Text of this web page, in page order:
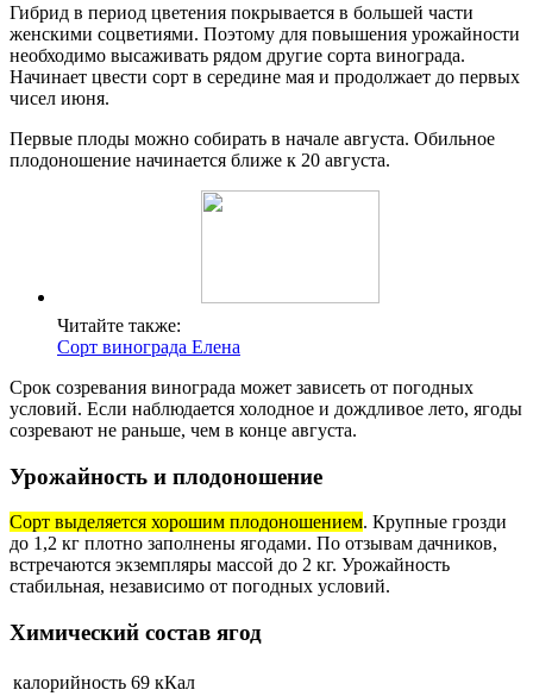
Гибрид в период цветения покрывается в большей части
женскими соцветиями. Поэтому для повышения урожайности
необходимо высаживать рядом другие сорта винограда.
Начинает цвести сорт в середине мая и продолжает до первых
чисел июня.
Первые плоды можно собирать в начале августа. Обильное
плодоношение начинается ближе к 20 августа.
Читайте также:
Сорт винограда Елена
Срок созревания винограда может зависеть от погодных
условий. Если наблюдается холодное и дождливое лето, ягоды
созревают не раньше, чем в конце августа.
Урожайность и плодоношение
Сорт выделяется хорошим плодоношением. Крупные грозди
до 1,2 кг плотно заполнены ягодами. По отзывам дачников,
встречаются экземпляры массой до 2 кг. Урожайность
стабильная, независимо от погодных условий.
Химический состав ягод
калорийность 69 кКал